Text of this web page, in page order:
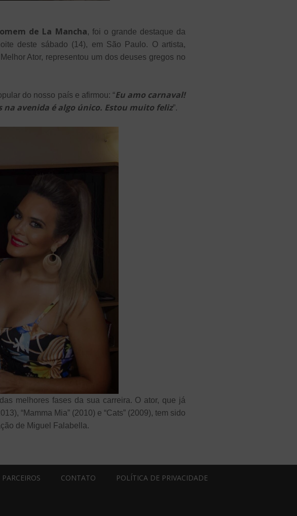
de La Mancha, foi o grande destaque da
deste sábado (14), em São Paulo. O artista,
Ator, representou um dos deuses gregos no
do nosso país e afirmou: “Eu amo carnaval!
na avenida é algo único. Estou muito feliz”.
melhores fases da sua carreira. O ator, que já
“Mamma Mia” (2010) e “Cats” (2009), tem sido
de Miguel Falabella.
PARCEIROS CONTATO POLÍTICA DE PRIVACIDADE